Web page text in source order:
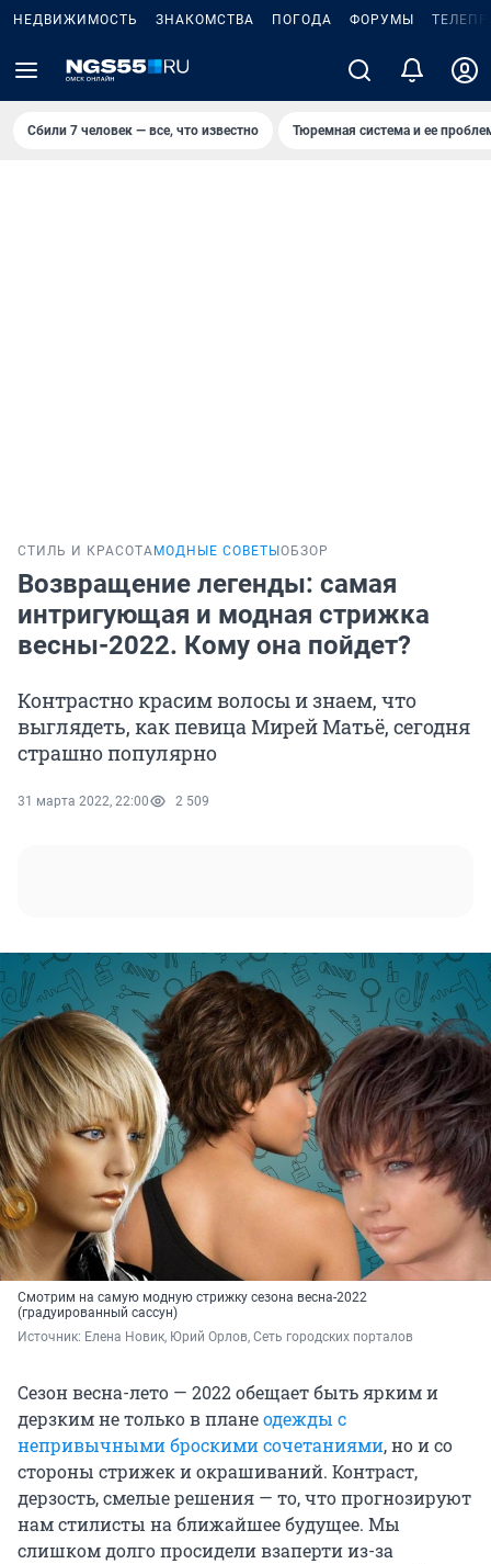
НЕДВИЖИМОСТЬ ЗНАКОМСТВА ПОГОДА ФОРУМЫ
Сбили 7 человек — все, что известно Тюремная система и ее
СТИЛЬ И КРАСОТА МОДНЫЕ СОВЕТЫ ОБЗОР
Возвращение легенды: самая
интригующая и модная стрижка
весны-2022. Кому она пойдет?
Контрастно красим волосы и знаем, что
выглядеть, как певица Мирей Матьё, сегодня
страшно популярно
31 марта 2022, 22:00 2 509
Смотрим на самую модную стрижку сезона весна-2022
(градуированный сассун)
Источник: Елена Новик, Юрий Орлов, Сеть городских порталов
Сезон весна-лето — 2022 обещает быть ярким и
дерзким не только в планеодежды с
непривычными броскими сочетаниями, но и со
стороны стрижек и окрашиваний. Контраст,
дерзость, смелые решения — то, что прогнозируют
нам стилисты на ближайшее будущее. Мы
слишком долго просидели взаперти из-за